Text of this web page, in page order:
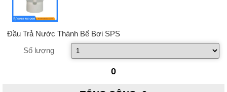
Đầu Trả Nước Thành Bể Bơi SPS
Số lượng
0